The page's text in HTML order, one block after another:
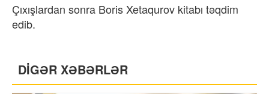
Çıxışlardan sonra Boris Xetaqurov kitabı təqdim
edib.
DİGƏR XƏBƏRLƏR